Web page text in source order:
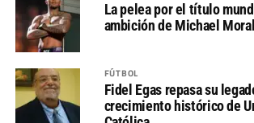
La pelea por el título
ambición de Michael
FÚTBOL
Fidel Egas repasa su
crecimiento histórico de